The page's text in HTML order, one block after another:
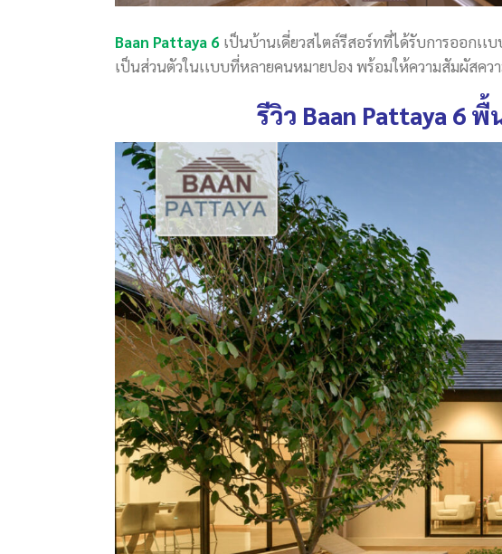
Baan Pattaya 6 เป็นบ้านเดี่ยวสไตล์รีสอร์ทที่ได้รับการออกเเ
เป็นส่วนตัวในเเบบที่หลายคนหมายปอง พร้อมให้ความสัมผัสคว
รีวิว Baan Pattaya 6